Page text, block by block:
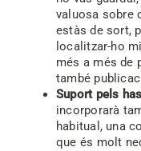
valuosa sobre
estàs de sort,
localitzar-ho
més a més de
també
Suport pels
incorporarà
habitual, una
que és molt